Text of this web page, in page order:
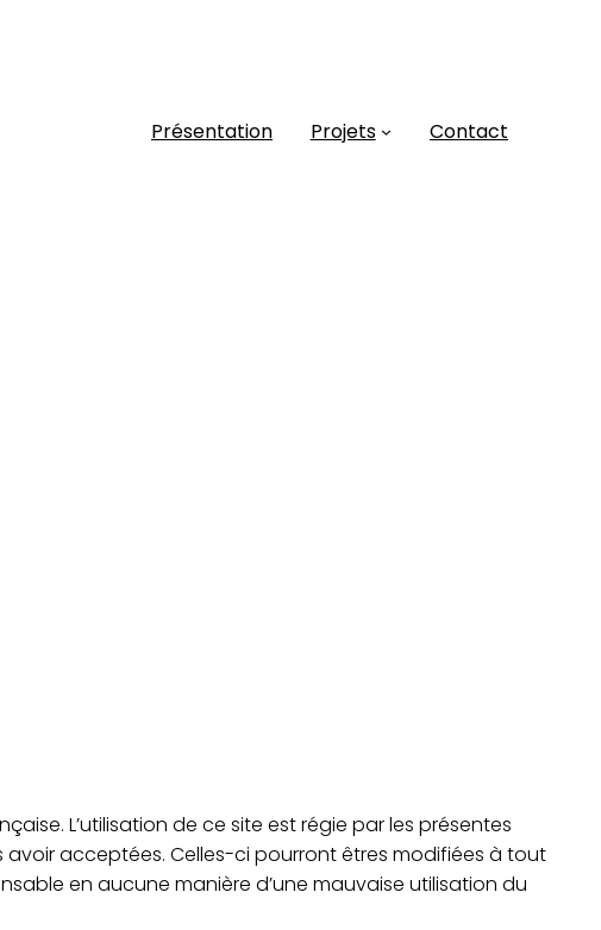
Présentation Projets Contact
L’utilisation de ce site est régie par les présentes
acceptées. Celles-ci pourront êtres modifiées à tout
en aucune manière d’une mauvaise utilisation du